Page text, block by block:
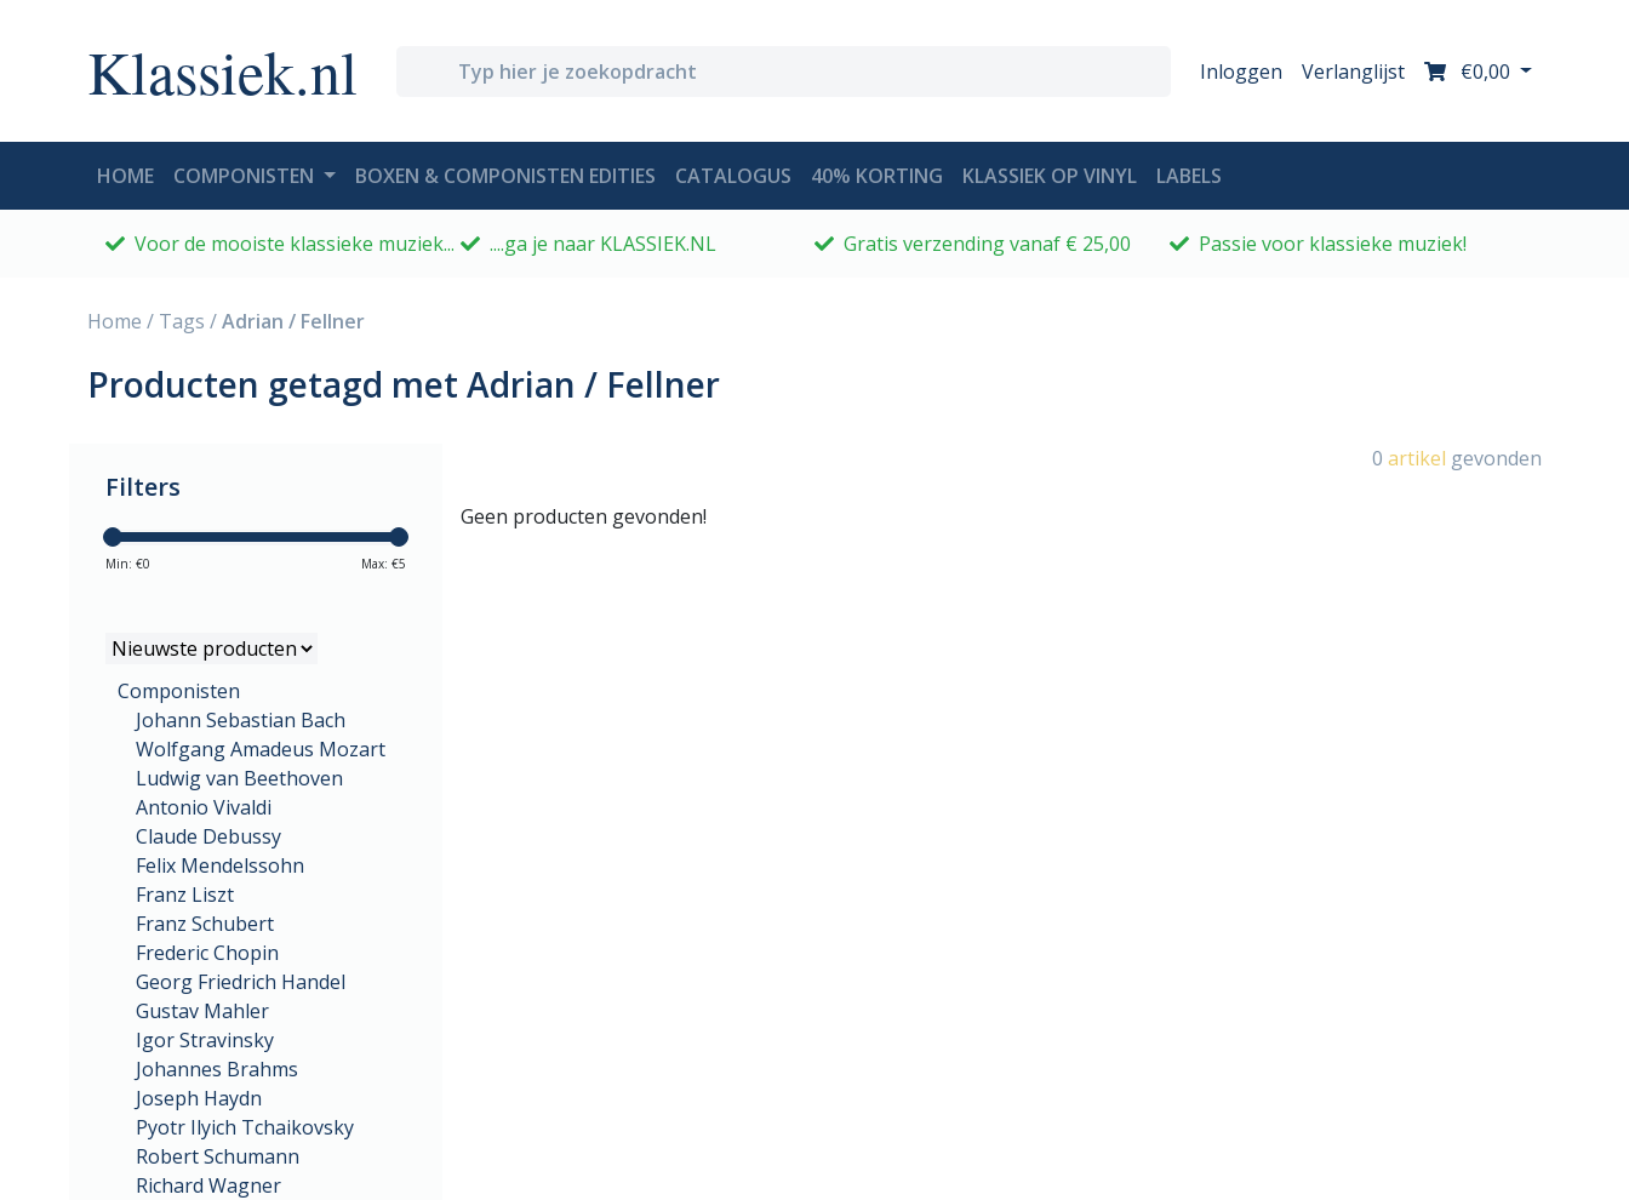
Klassiek.nl Inloggen Verlanglijst €0,00
HOME(CURRENT)
COMPONISTEN BOXEN & COMPONISTEN EDITIES CATALOGUS 40% KORTING KLASSIEK OP VINYL LABELS
Voor de mooiste klassieke muziek... ....ga je naar KLASSIEK.NL Gratis verzending vanaf € 25,00 Passie voor klassieke muziek!
Home / Tags /Adrian / Fellner
Producten getagd met Adrian / Fellner
Filters
Min: €0 Max: €5
Componisten
Johann Sebastian Bach
Wolfgang Amadeus Mozart
Ludwig van Beethoven
Antonio Vivaldi
Claude Debussy
Felix Mendelssohn
Franz Liszt
Franz Schubert
Frederic Chopin
Georg Friedrich Handel
Gustav Mahler
Igor Stravinsky
Johannes Brahms
Joseph Haydn
Pyotr Ilyich Tchaikovsky
Robert Schumann
Richard Wagner
0 artikel gevonden
Geen producten gevonden!